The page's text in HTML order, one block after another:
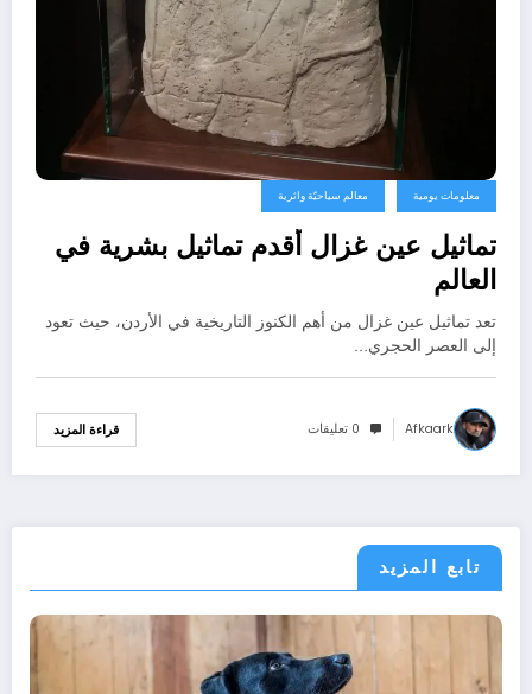
معلومات يومية معالم سياحيّة واثرية
تماثيل عين غزال أقدم تماثيل بشرية في
العالم
تعد تماثيل عين غزال من أهم الكنوز التاريخية في الأردن، حيث تعود
إلى العصر الحجري…
Afkaark 0 تعليقات قراءة المزيد
تابع المزيد